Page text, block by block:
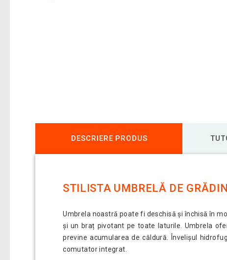
DESCRIERE PRODUS
STILISTA UMBRELĂ DE
Umbrela noastră poate fi deschisă și închisă în
și un braț pivotant pe toate laturile. Umbrela
previne acumularea de căldură. Învelișul
comutator integrat.